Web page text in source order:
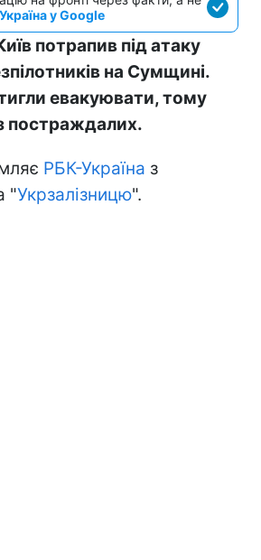
у Google
потрапив під атаку
на Сумщині.
евакуювати, тому
постраждалих.
РБК-Україна з
"Укрзалізницю".